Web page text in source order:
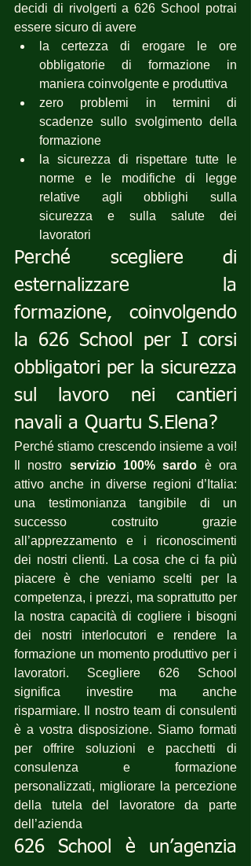
decidi di rivolgerti a 626 School potrai
essere sicuro di avere
la certezza di erogare le ore
obbligatorie di formazione in
maniera coinvolgente e produttiva
zero problemi in termini di
scadenze sullo svolgimento della
formazione
la sicurezza di rispettare tutte le
norme e le modifiche di legge
relative agli obblighi sulla
sicurezza e sulla salute dei
lavoratori
Perché scegliere di
esternalizzare la
formazione, coinvolgendo
la 626 School per I corsi
obbligatori per la sicurezza
sul lavoro nei cantieri
navali a Quartu S.Elena?
Perché stiamo crescendo insieme a voi!
Il nostro servizio 100% sardo è ora
attivo anche in diverse regioni d’Italia:
una testimonianza tangibile di un
successo costruito grazie
all’apprezzamento e i riconoscimenti
dei nostri clienti. La cosa che ci fa più
piacere è che veniamo scelti per la
competenza, i prezzi, ma soprattutto per
la nostra capacità di cogliere i bisogni
dei nostri interlocutori e rendere la
formazione un momento produttivo per i
lavoratori. Scegliere 626 School
significa investire ma anche
risparmiare. Il nostro team di consulenti
è a vostra disposizione. Siamo formati
per offrire soluzioni e pacchetti di
consulenza e formazione
personalizzati, migliorare la percezione
della tutela del lavoratore da parte
dell’azienda
626 School è un’agenzia